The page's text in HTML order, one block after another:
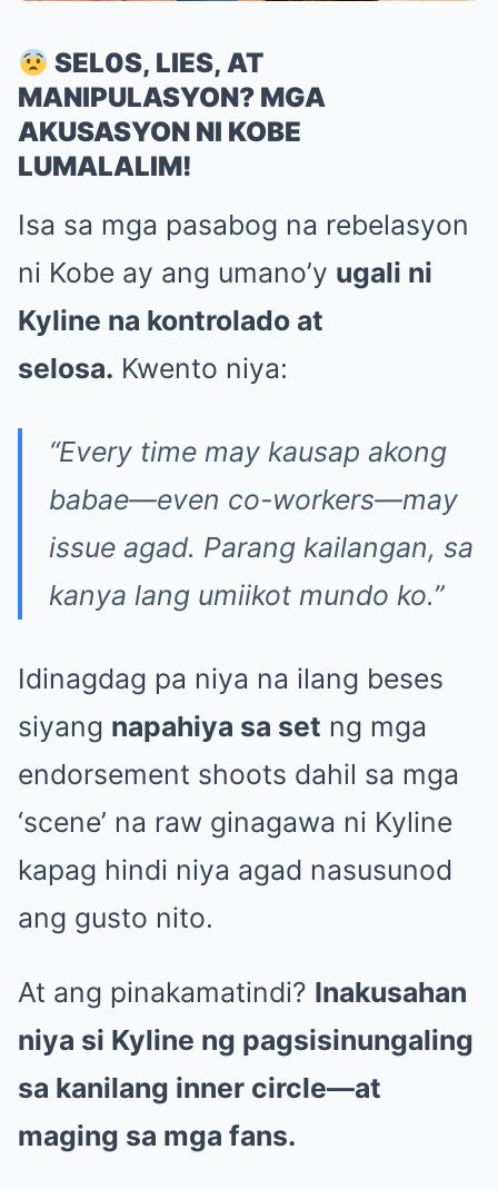
SEL0S, LIES, AT
MANIPULASYON? MGA
AKUSASYON NI KOBE
LUMALALIM!
Isa sa mga pasabog na rebelasyon
ni Kobe ay ang umano’y ugali ni
Kyline na kontrolado at
selosa. Kwento niya:
“Every time may kausap akong
babae—even co-workers—may
issue agad. Parang kailangan, sa
kanya lang umiikot mundo ko.”
Idinagdag pa niya na ilang beses
siyang napahiya sa set ng mga
endorsement shoots dahil sa mga
‘scene’ na raw ginagawa ni Kyline
kapag hindi niya agad nasusunod
ang gusto nito.
At ang pinakamatindi? Inakusahan
niya si Kyline ng pagsisinungaling
sa kanilang inner circle—at
maging sa mga fans.